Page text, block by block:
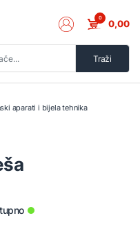
Traži
0 0,00
aparati i bijela tehnika